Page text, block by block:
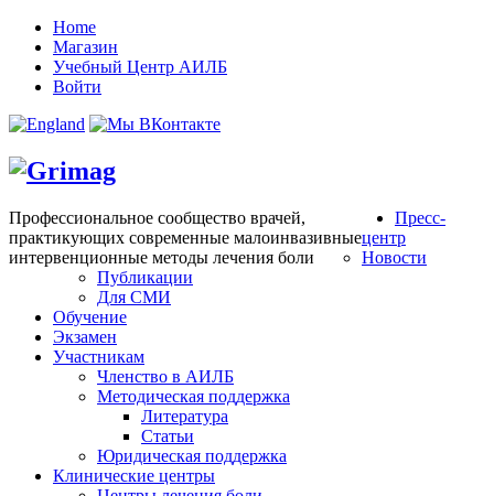
Home
Магазин
Учебный Центр АИЛБ
Войти
Профессиональное сообщество врачей,
практикующих современные малоинвазивные
интервенционные методы лечения боли
Пресс-
центр
Новости
Публикации
Для СМИ
Обучение
Экзамен
Участникам
Членство в АИЛБ
Методическая поддержка
Литература
Статьи
Юридическая поддержка
Клинические центры